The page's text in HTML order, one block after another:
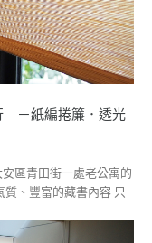
－紙編捲簾．透光
區青田街一處老公寓的
、豐富的藏書內容 只